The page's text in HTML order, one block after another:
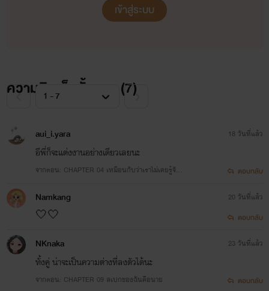
.
.
กดติตามได้ เลิฟเอาไว้อัพข่าวสาร และพูดคุยกับนักอ่านทุกคน(เหงา เพื่อนไม่คุยด้วย วันๆเอาแต่แต่ง
นิยาย55555
เข้าสู่ระบบ
ความคิดเห็นทั้งหมด (7)
aui_i.yara
อีพี่ก็จะแต่งงานอย่างเดียวเลยนะ
จากตอน: CHAPTER 04 เหมือนกับว่าเราไม่เคยรู้จักกั
18 วันที่แล้ว
ตอบกลับ
Namkang
🤍🤍
20 วันที่แล้ว
ตอบกลับ
NKnaka
ทั้งคู่ น่าจะเป็นความต่างที่ลงตัวได้นะ
จากตอน: CHAPTER 09 สเปกของฉันคือนาย
23 วันที่แล้ว
ตอบกลับ